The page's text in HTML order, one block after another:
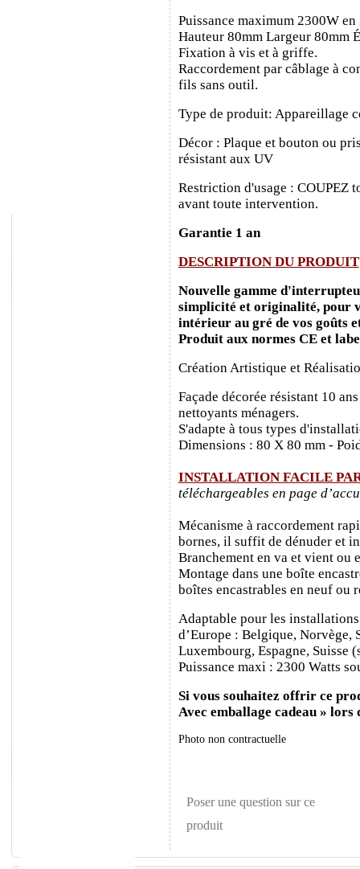
Puissance maximum 2300W
Hauteur 80mm Largeur 80mm
Fixation à vis et à griffe.
Raccordement par câblage à
fils sans outil.
Type de produit: Appareillage
Décor : Plaque et bouton ou
résistant aux UV
Restriction d'usage : COUPEZ
avant toute intervention.
Garantie 1 an
DESCRIPTION DU PRODUIT
Nouvelle gamme
simplicité et originalité, pour
intérieur au gré de vos goûts
Produit aux normes CE et
Création Artistique et
Façade décorée résistant 10
nettoyants ménagers.
S'adapte à tous types
Dimensions : 80 X 80 mm -
INSTALLATION FACILE
téléchargeables en page
Mécanisme à raccordement
bornes, il suffit de dénuder et
Branchement en va et vient ou
Montage dans une boîte
boîtes encastrables en neuf ou
Adaptable pour les
d’Europe : Belgique, Norvège,
Luxembourg, Espagne, Suisse
Puissance maxi : 2300 Watts
Si vous souhaitez offrir ce
Avec emballage cadeau » lors
Photo non contractuelle
Poser une question sur ce
produit